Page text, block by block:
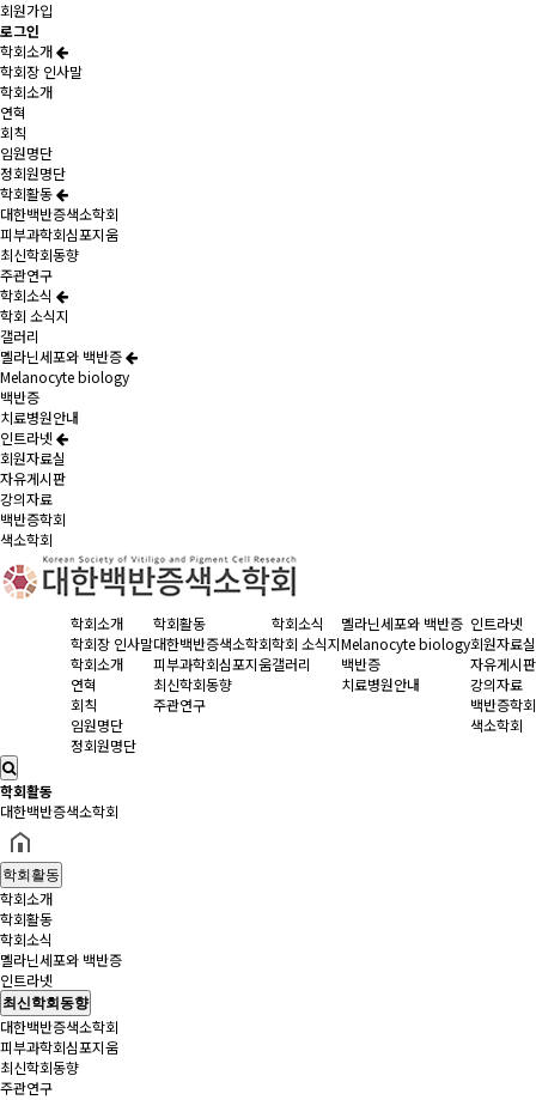
회원가입
로그인
학회소개
학회장 인사말
학회소개
연혁
회칙
임원명단
정회원명단
학회활동
대한백반증색소학회
피부과학회심포지움
최신학회동향
주관연구
학회소식
학회 소식지
갤러리
멜라닌세포와 백반증
Melanocyte biology
백반증
치료병원안내
인트라넷
회원자료실
자유게시판
강의자료
백반증학회
색소학회
학회소개
학회장 인사말
학회소개
연혁
회칙
임원명단
정회원명단
학회활동
대한백반증색소학회
피부과학회심포지움
최신학회동향
주관연구
학회소식
학회 소식지
갤러리
멜라닌세포와 백반증
Melanocyte biology
백반증
치료병원안내
인트라넷
회원자료실
자유게시판
강의자료
백반증학회
색소학회
학회활동
대한백반증색소학회
학회활동
학회소개
학회활동
학회소식
멜라닌세포와 백반증
인트라넷
최신학회동향
대한백반증색소학회
피부과학회심포지움
최신학회동향
주관연구